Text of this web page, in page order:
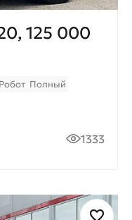
125 000
Робот Полный
1333